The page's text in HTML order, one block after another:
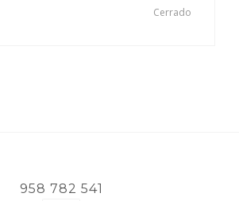
Cerrado
958 782 541